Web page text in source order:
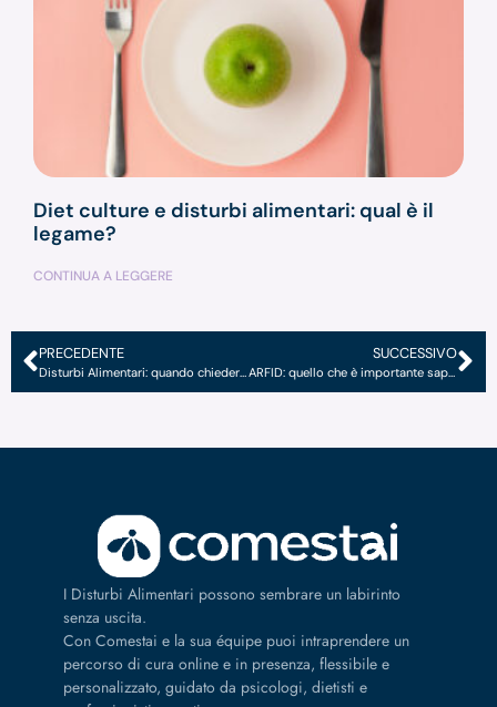
Diet culture e disturbi alimentari: qual è il
legame?
CONTINUA A LEGGERE
PRECEDENTE
Disturbi Alimentari: quando chiedere aiuto fa paura
SUCCESSIVO
ARFID: quello che è importante sapere
I Disturbi Alimentari possono sembrare un labirinto
senza uscita.
Con Comestai e la sua équipe puoi intraprendere un
percorso di cura online e in presenza, flessibile e
personalizzato, guidato da psicologi, dietisti e